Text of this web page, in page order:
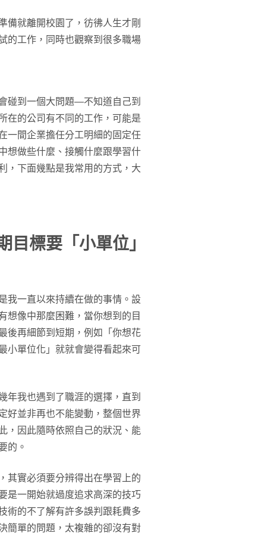
備就離開校園了，彷彿人生才剛
的工作，同時也觀察到很多職場
碰到一個大問題—不知道自己到
在的公司有不同的工作，可能是
一間企業擔任分工明細的固定任
想做些什麼、接觸什麼跟學習什
，下面幾點是我常用的方式，大
目標要「小單位」
我一直以來持續在做的事情。設
想像中那麼困難，當你想到的目
後再細節到短期，例如「你想花
小單位化」就就會變得看起來可
年我也遇到了職涯的選擇，直到
好並非再也不能變動，整個世界
，因此隨時依照自己的狀況、能
的。
其實必須要分辨得出在學習上的
是一開始就過度追求高深的技巧
術的不了解有許多誤判跟耗費多
簡單的問題，太複雜的卻沒有對